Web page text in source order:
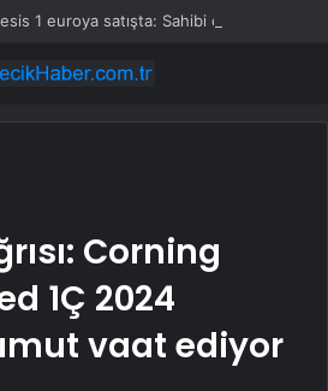
Corning
1Ç 2024
vaat ediyor